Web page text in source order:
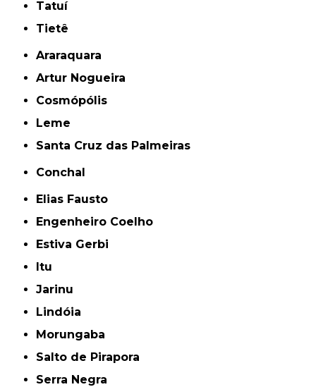
Tatuí
Tietê
Araraquara
Artur Nogueira
Cosmópólis
Leme
Santa Cruz das Palmeiras
Conchal
Elias Fausto
Engenheiro Coelho
Estiva Gerbi
Itu
Jarinu
Lindóia
Morungaba
Salto de Pirapora
Serra Negra